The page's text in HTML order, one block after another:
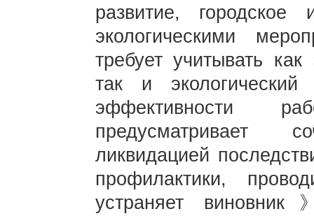
развитие, городское
экологическими
требует учитывать
так и
эффективности
предусматривает
ликвидацией
профилактики,
устраняет